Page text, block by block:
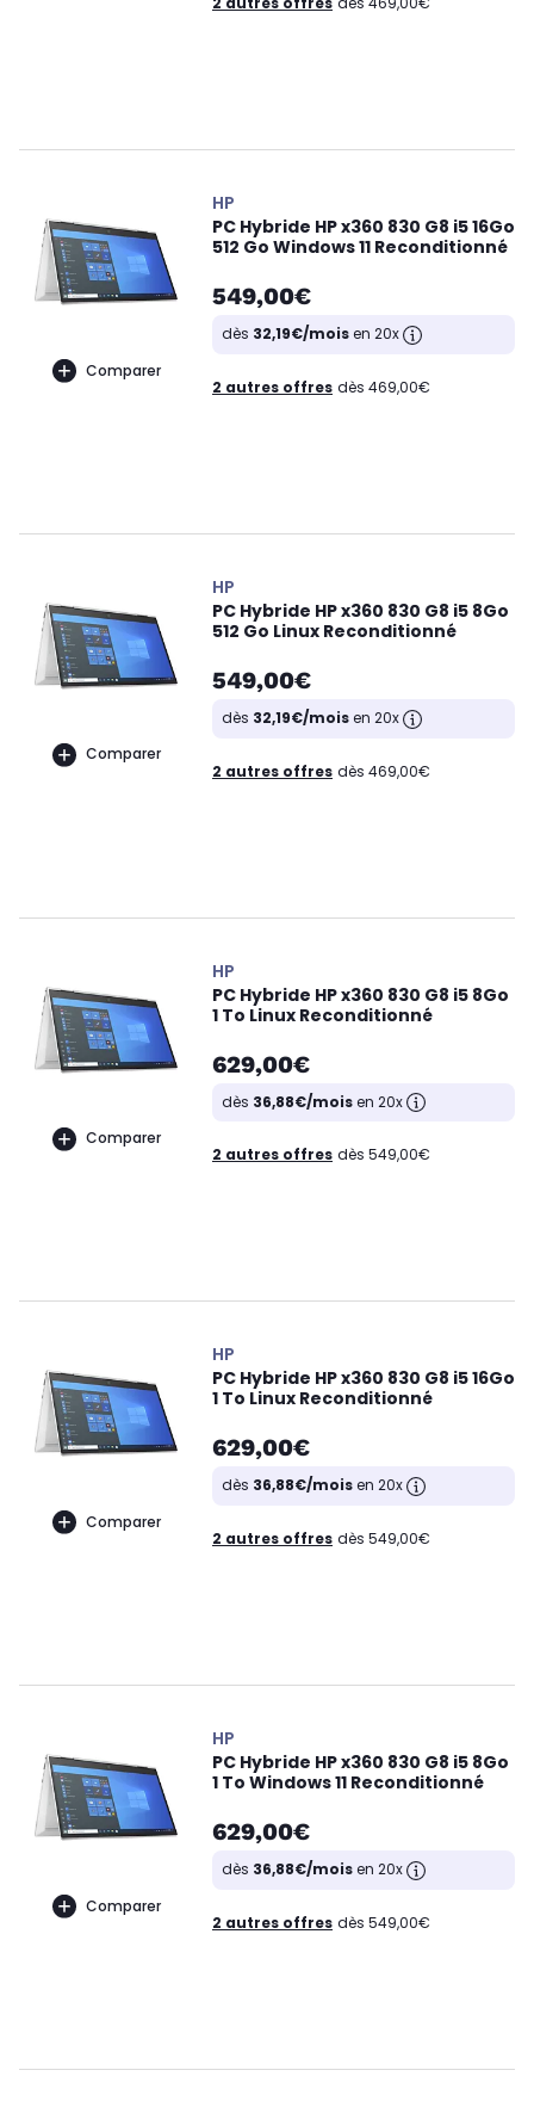
Comparer
HP
PC Hybride HP x360 830 G8 i5 16Go
512 Go Windows 11 Reconditionné
549,00€
dès 32,19€/moisen 20x
2 autres offres dès 469,00€
Comparer
HP
PC Hybride HP x360 830 G8 i5 8Go
512 Go Linux Reconditionné
549,00€
dès 32,19€/moisen 20x
2 autres offres dès 469,00€
Comparer
HP
PC Hybride HP x360 830 G8 i5 8Go
1 To Linux Reconditionné
629,00€
dès 36,88€/moisen 20x
2 autres offres dès 549,00€
Comparer
HP
PC Hybride HP x360 830 G8 i5 16Go
1 To Linux Reconditionné
629,00€
dès 36,88€/moisen 20x
2 autres offres dès 549,00€
Comparer
HP
PC Hybride HP x360 830 G8 i5 8Go
1 To Windows 11 Reconditionné
629,00€
dès 36,88€/moisen 20x
2 autres offres dès 549,00€